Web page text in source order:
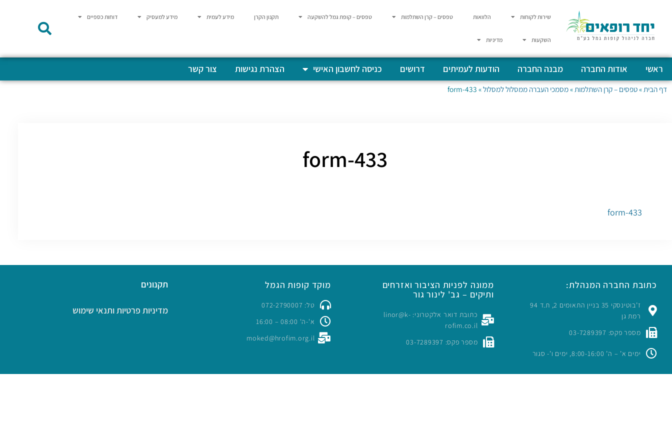
שירות לקוחות הלוואות טפסים – קרן השתלמות טפסים – קופת גמל להשקעה תקנון הקרן מידע לעמית מידע למעסיק דוחות כספיים
השקעות מדיניות
ראשי אודות החברה מבנה החברה הודעות לעמיתים דרושים כניסה לחשבון האישי הצהרת נגישות צור קשר
דף הבית »טפסים – קרן השתלמות »מסמכי העברה ממסלול למסלול»
form-433
form-433
form-433
כתובת החברה המנהלת:
ז’בוטינסקי 35 בניין התאומים 2, ת.ד 94
רמת גן
מספר פקס: 03-7289397
ימים א’ – ה’ 8:00-16:00, ימים ו’- סגור
ממונה לפניות הציבור ואזרחים
ותיקים – גב' לינור גור
כתובת דואר אלקטרוני: linor@k-
rofim.co.il
מספר פקס: 03-7289397
מוקד קופות הגמל
טל: 072-2790007
א'-ה' 08:00 – 16:00
moked@hrofim.org.il
תקנונים
מדיניות פרטיות ותנאי שימוש